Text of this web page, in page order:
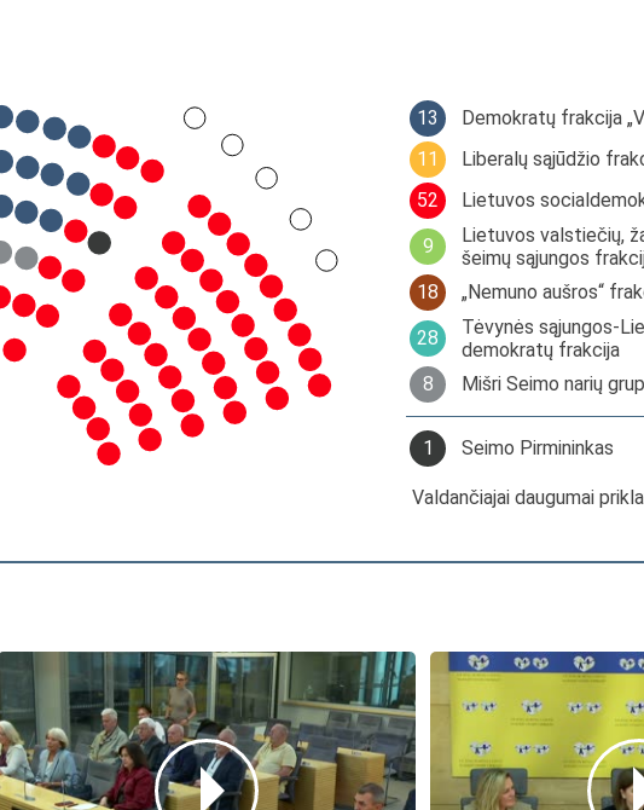
13
Demokratų frakcija
11
Liberalų sąjūdžio
52
Lietuvos
9
Lietuvos valstiečių,
šeimų sąjungos
18
„Nemuno aušros“
28
Tėvynės sąjungos-
demokratų frakcija
8
Mišri Seimo narių
1 Seimo Pirmininkas
Valdančiajai daugumai